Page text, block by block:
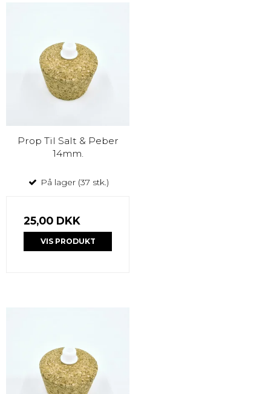
Prop Til Salt & Peber
14mm.
På lager (37 stk.)
25,00 DKK
VIS PRODUKT